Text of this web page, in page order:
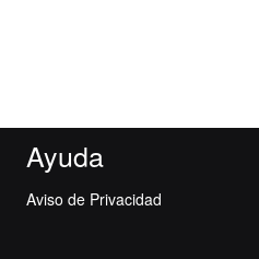
Ayuda
Aviso de Privacidad